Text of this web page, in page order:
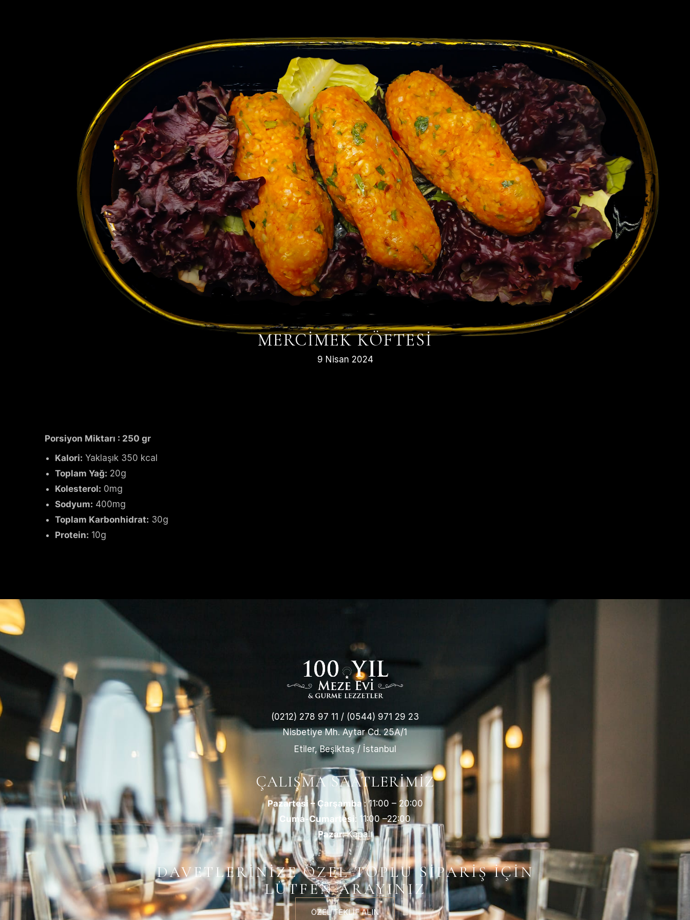
Tadında sanatsal hassasiyet taşıyan
mezelerimiz ve gurme lezzetlerimizi
tadmanız için sizi Meze Evimize bekleriz.
ÖZEL TEKLİF ALIN
ANA SAYFA
MEZE EVI
MEZE MENU
TEKLIF ALIN
İLETIŞIM
tadmanız için sizi Meze Evimize bekleriz.
MEZE MENU
TEKLIF ALIN
İLETIŞIM
MERCIMEK KÖFTESI
9 Nisan 2024
Porsiyon Miktarı : 250 gr
Kalori: Yaklaşık 350 kcal
Toplam Yağ: 20g
Kolesterol: 0mg
Sodyum: 400mg
Toplam Karbonhidrat: 30g
Protein: 10g
(0212) 278 97 11 / (0544) 971 29 23
Nisbetiye Mh. Aytar Cd. 25A/1
Etiler, Beşiktaş / İstanbul
ÇALIŞMA SAATLERIMIZ
Pazartesi – Çarşamba: 11:00 – 20:00
Cuma-Cumartesi : 11:00 –22:00
Pazar: Kapalı
DAVETLERİNİZE ÖZEL TOPLU SİPARİŞ İÇİN
LÜTFEN ARAYINIZ
ÖZEL TEKLİF ALIN